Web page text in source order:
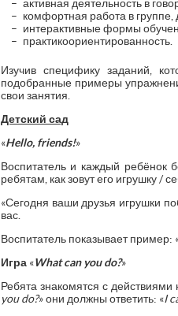
активная деятельность в
комфортная работа в группе,
интерактивные формы
практикоориентированность.
Изучив специфику заданий,
подобранные примеры
свои занятия.
Детский сад
«Hello, friends!»
Воспитатель и каждый ребёнок
ребятам, как зовут его игрушку /
«Сегодня ваши друзья игрушки
вас.
Воспитатель показывает пример:
Игра«What can you do?»
Ребята знакомятся с
you do?» они должны ответить: «I